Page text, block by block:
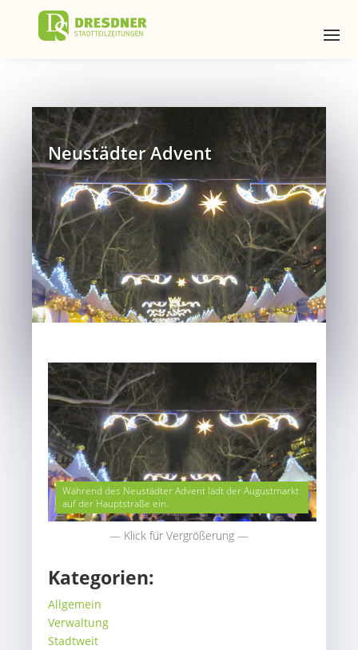
Neustädter Advent
Während des Neustädter Advent lädt der Augustmarkt
auf der Hauptstraße ein.
— Klick für Vergrößerung —
Kategorien:
Allgemein
Verwaltung
Stadtweit